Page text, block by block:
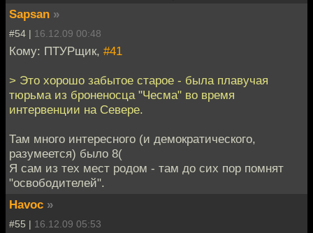
Sapsan »
#54 | 16.12.09 00:48
Кому: ПТУРщик, #41
> Это хорошо забытое старое - была плавучая
тюрьма из броненосца "Чесма" во время
интервенции на Севере.
Там много интересного (и демократического,
разумеется) было 8(
Я сам из тех мест родом - там до сих пор помнят
"освободителей".
Havoc »
#55 | 16.12.09 05:53